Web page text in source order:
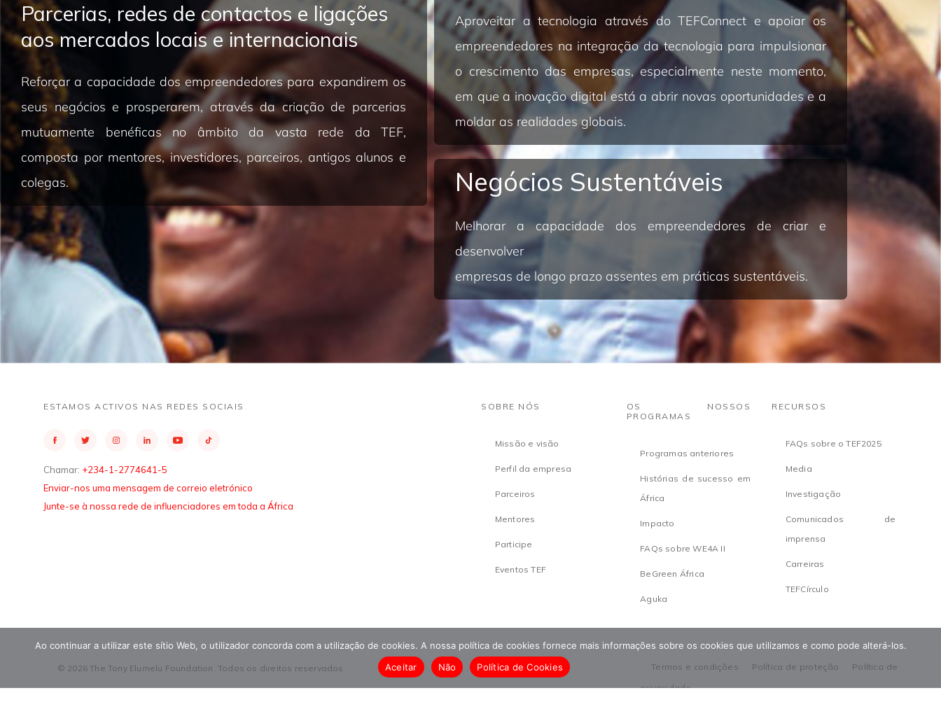
Parcerias, redes de contactos e ligações
aos mercados locais e internacionais
Reforçar a capacidade dos empreendedores para expandirem os
seus negócios e prosperarem, através da criação de parcerias
mutuamente benéficas no âmbito da vasta rede da TEF,
composta por mentores, investidores, parceiros, antigos alunos e
colegas.
Aproveitar a tecnologia através do TEFConnect e apoiar os
empreendedores na integração da tecnologia para impulsionar
o crescimento das empresas, especialmente neste momento,
em que a inovação digital está a abrir novas oportunidades e a
moldar as realidades globais.
Negócios Sustentáveis
Melhorar a capacidade dos empreendedores de criar e
desenvolver
empresas de longo prazo assentes em práticas sustentáveis.
ESTAMOS ACTIVOS NAS REDES SOCIAIS
Chamar: +234-1-2774641-5
Enviar-nos uma mensagem de correio eletrónico
Junte-se à nossa rede de influenciadores em toda a África
SOBRE NÓS
Missão e visão
Perfil da empresa
Parceiros
Mentores
Participe
Eventos TEF
OS NOSSOS
PROGRAMAS
Programas anteriores
Histórias de sucesso em
África
Impacto
FAQs sobre WE4A II
BeGreen África
Aguka
RECURSOS
FAQs sobre o TEF2025
Media
Investigação
Comunicados de
imprensa
Carreiras
TEFCírculo
© 2026 The Tony Elumelu Foundation. Todos os direitos reservados Termos e condições Política de proteção
Política de
privacidade
Ao continuar a utilizar este sítio Web, o utilizador concorda com a utilização de cookies. A nossa política de cookies fornece mais informações sobre os cookies que utilizamos e como pode alterá-los.
Aceitar
Não Política de Cookies